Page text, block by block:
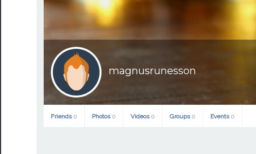
magnusrunesson
Friends 0 Photos 0 Videos 0 Groups 0 Events 0